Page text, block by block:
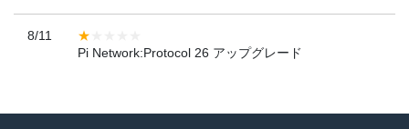
8/11
Pi Network:Protocol 26 アップグレード